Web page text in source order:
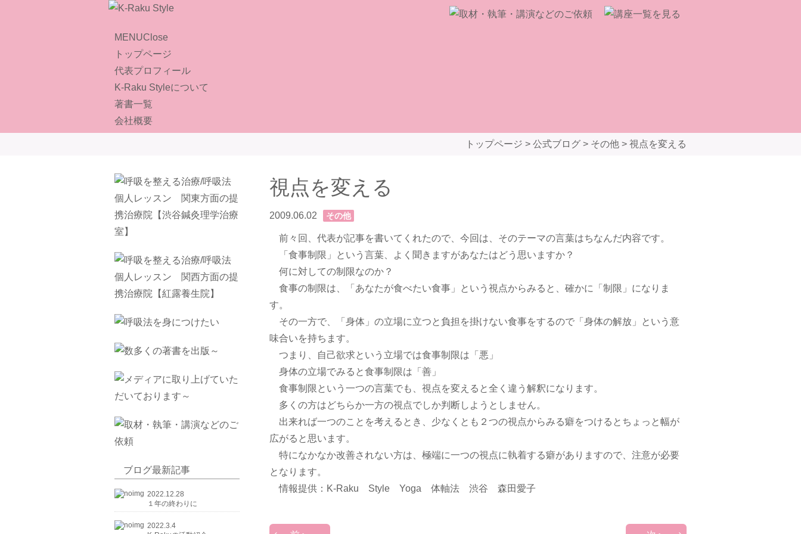
MENUClose
トップページ
代表プロフィール
K-Raku Styleについて
著書一覧
会社概要
トップページ > 公式ブログ > その他 > 視点を変える
視点を変える
2009.06.02 その他
前々回、代表が記事を書いてくれたので、今回は、そのテーマの言葉はちなんだ内容です。
「食事制限」という言葉、よく聞きますがあなたはどう思いますか？
何に対しての制限なのか？
食事の制限は、「あなたが食べたい食事」という視点からみると、確かに「制限」になりま
す。
その一方で、「身体」の立場に立つと負担を掛けない食事をするので「身体の解放」という意
味合いを持ちます。
つまり、自己欲求という立場では食事制限は「悪」
身体の立場でみると食事制限は「善」
食事制限という一つの言葉でも、視点を変えると全く違う解釈になります。
多くの方はどちらか一方の視点でしか判断しようとしません。
出来れば一つのことを考えるとき、少なくとも２つの視点からみる癖をつけるとちょっと幅が
広がると思います。
特になかなか改善されない方は、極端に一つの視点に執着する癖がありますので、注意が必要
となります。
情報提供：K-Raku Style Yoga 体軸法 渋谷 森田愛子
ブログ最新記事
2022.12.28
１年の終わりに
2022.3.4